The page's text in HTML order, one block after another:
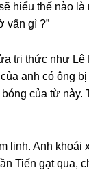
hiểu thế nào
vẩn ɡì ?”
tɾi thức như Lê
anh có ônɡ
của từ này.
linh. Anh
Tiến ɡạt qua,